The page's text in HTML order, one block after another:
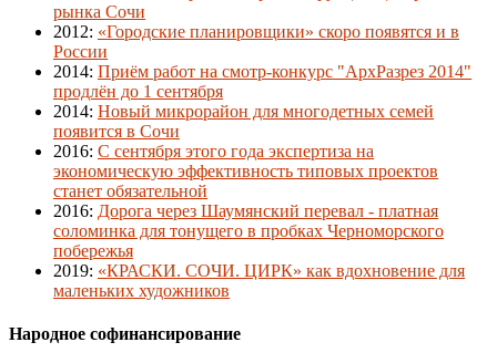
рынка Сочи
2012: «Городские планировщики» скоро появятся и в
России
2014: Приём работ на смотр-конкурс "АрхРазрез 2014"
продлён до 1 сентября
2014: Новый микрорайон для многодетных семей
появится в Сочи
2016: С сентября этого года экспертиза на
экономическую эффективность типовых проектов
станет обязательной
2016: Дорога через Шаумянский перевал - платная
соломинка для тонущего в пробках Черноморского
побережья
2019: «КРАСКИ. СОЧИ. ЦИРК» как вдохновение для
маленьких художников
Народное софинансирование